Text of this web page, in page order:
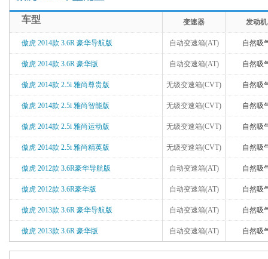
车型 变速器 发动机
傲虎 2014款 3.6R 豪华导航版 自动变速箱(AT) 自然吸
傲虎 2014款 3.6R 豪华版 自动变速箱(AT) 自然吸
傲虎 2014款 2.5i 雅尚尊贵版 无级变速箱(CVT) 自然吸
傲虎 2014款 2.5i 雅尚智能版 无级变速箱(CVT) 自然吸
傲虎 2014款 2.5i 雅尚运动版 无级变速箱(CVT) 自然吸
傲虎 2014款 2.5i 雅尚精英版 无级变速箱(CVT) 自然吸
傲虎 2012款 3.6R豪华导航版 自动变速箱(AT) 自然吸
傲虎 2012款 3.6R豪华版 自动变速箱(AT) 自然吸
傲虎 2013款 3.6R 豪华导航版 自动变速箱(AT) 自然吸
傲虎 2013款 3.6R 豪华版 自动变速箱(AT) 自然吸
傲虎 2012款 2.5i运动导航版 无级变速箱(CVT) 自然吸